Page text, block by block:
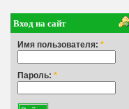
Вход на сайт
Имя пользователя: *
Пароль: *